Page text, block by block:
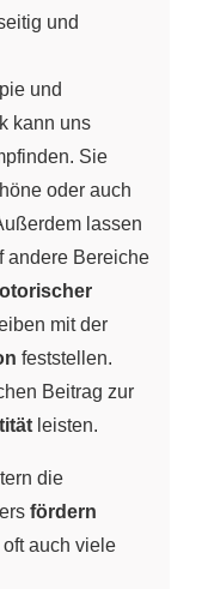
und
und
kann uns
Sie
oder auch
lassen
andere Bereiche
mit der
feststellen.
Beitrag zur
leisten.
die
fördern
auch viele